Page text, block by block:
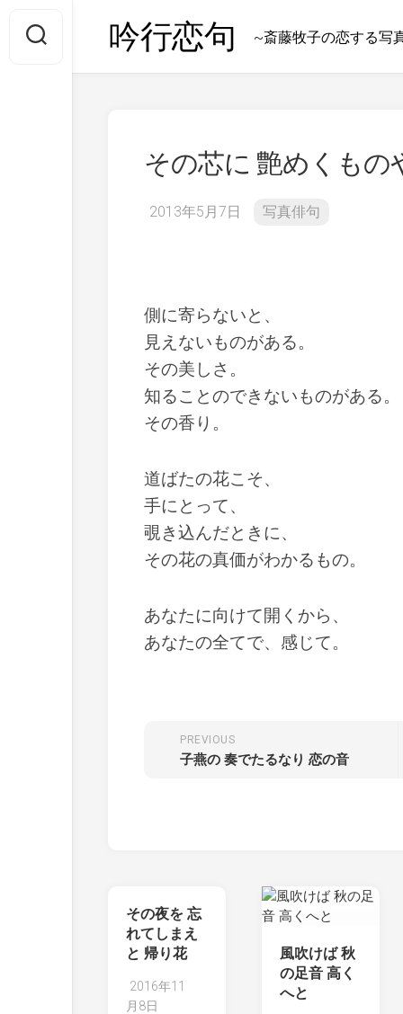
content
吟行恋句 ~斎藤牧子の恋する写
その芯に 艶めくもの
2013年5月7日 写真俳句
側に寄らないと、
見えないものがある。
その美しさ。
知ることのできないものがある。
その香り。
道ばたの花こそ、
手にとって、
覗き込んだときに、
その花の真価がわかるもの。
あなたに向けて開くから、
あなたの全てで、感じて。
PREVIOUS
子燕の 奏でたるなり 恋の音
その夜を 忘
れてしまえ
と 帰り花
2016年11
月8日
風吹けば 秋
の足音 高く
へと